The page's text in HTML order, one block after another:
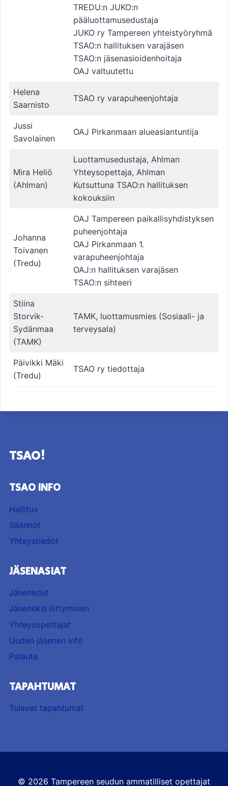
TREDU:n JUKO:n
pääluottamusedustaja
JUKO ry Tampereen yhteistyöryhmä
TSAO:n hallituksen varajäsen
TSAO:n jäsenasioidenhoitaja
OAJ valtuutettu
Helena
Saarnisto
TSAO ry varapuheenjohtaja
Jussi
Savolainen
OAJ Pirkanmaan alueasiantuntija
Mira Heliö
(Ahlman)
Luottamusedustaja, Ahlman
Yhteysopettaja, Ahlman
Kutsuttuna TSAO:n hallituksen
kokouksiin
Johanna
Toivanen
(Tredu)
OAJ Tampereen paikallisyhdistyksen
puheenjohtaja
OAJ Pirkanmaan 1.
varapuheenjohtaja
OAJ:n hallituksen varajäsen
TSAO:n sihteeri
Stiina
Storvik-
Sydänmaa
(TAMK)
TAMK, luottamusmies (Sosiaali- ja
terveysala)
Päivikki Mäki
(Tredu)
TSAO ry tiedottaja
TSAO!
TSAO INFO
Hallitus
Säännöt
Yhteystiedot
JÄSENASIAT
Jäsenedut
Jäseneksi liittyminen
Yhteysopettajat
Uuden jäsenen info
Palaute
TAPAHTUMAT
Tulevat tapahtumat
© 2026 Tampereen seudun ammatilliset opettajat